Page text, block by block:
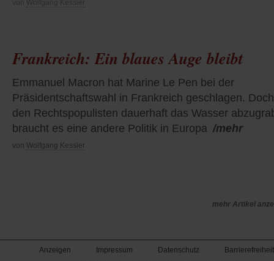
von Wolfgang Kessler
Frankreich: Ein blaues Auge bleibt
Emmanuel Macron hat Marine Le Pen bei der
Präsidentschaftswahl in Frankreich geschlagen.
den Rechtspopulisten dauerhaft das Wasser
braucht es eine andere Politik in Europa /mehr
von Wolfgang Kessler
mehr Artikel
Anzeigen Impressum Datenschutz
Barrierefreiheit